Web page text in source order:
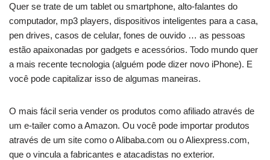
Quer se trate de um tablet ou smartphone, alto-falantes do
computador, mp3 players, dispositivos inteligentes para a casa,
pen drives, casos de celular, fones de ouvido … as pessoas
estão apaixonadas por gadgets e acessórios. Todo mundo quer
a mais recente tecnologia (alguém pode dizer novo iPhone). E
você pode capitalizar isso de algumas maneiras.
O mais fácil seria vender os produtos como afiliado através de
um e-tailer como a Amazon. Ou você pode importar produtos
através de um site como o Alibaba.com ou o Aliexpress.com,
que o vincula a fabricantes e atacadistas no exterior.